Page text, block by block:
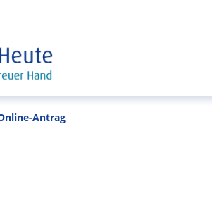
Antrag